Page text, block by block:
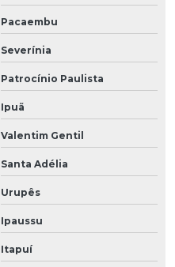
Pacaembu
Severínia
Patrocínio Paulista
Ipuã
Valentim Gentil
Santa Adélia
Urupês
Ipaussu
Itapuí